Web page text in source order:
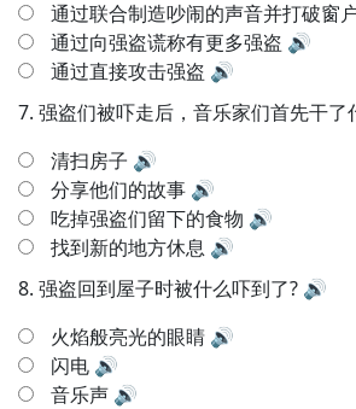
通过联合制造吵闹的声音并打破窗
通过向强盗谎称有更多强盗 🔊
通过直接攻击强盗 🔊
7. 强盗们被吓走后，音乐家们首先干了
清扫房子 🔊
分享他们的故事 🔊
吃掉强盗们留下的食物 🔊
找到新的地方休息 🔊
8. 强盗回到屋子时被什么吓到了? 🔊
火焰般亮光的眼睛 🔊
闪电 🔊
音乐声 🔊